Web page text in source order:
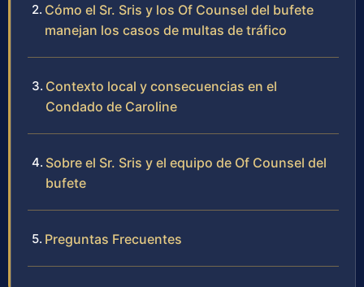
Cómo el Sr. Sris y los Of Counsel del bufete
manejan los casos de multas de tráfico
Contexto local y consecuencias en el
Condado de Caroline
Sobre el Sr. Sris y el equipo de Of Counsel del
bufete
Preguntas Frecuentes